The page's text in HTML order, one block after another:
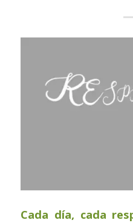
Cada día, cada